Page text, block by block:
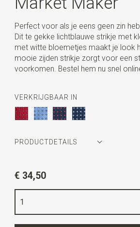
Perfect voor als je eens geen zin
Dit te gekke lichtblauwe strikje met
met witte bloemetjes maakt je look
mooie zijden strikje zorgt voor een
voorkomen. Bestel hem nu snel
VERKRIJGBAAR IN
PRODUCTDETAILS
lichtblauw / donkerblauw / wit
Kwaliteit
€ 34,50